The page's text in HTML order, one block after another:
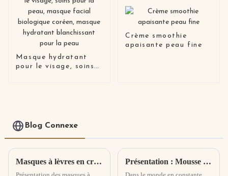
Masque hydratant
pour le visage, soins
peau
Crème smoothie
apaisante peau fine
Blog Connexe
Masques à lèvres en cristal : une nourriture luxueuse pour des lèvres jeunes Présentation : Mousse nettoyante infusée à l'extrait d'arbre à thé - Révolutionnaire des soins de la peau avec une puissance naturelle